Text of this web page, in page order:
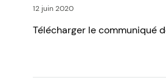
12 juin 2020
Télécharger le communiqué